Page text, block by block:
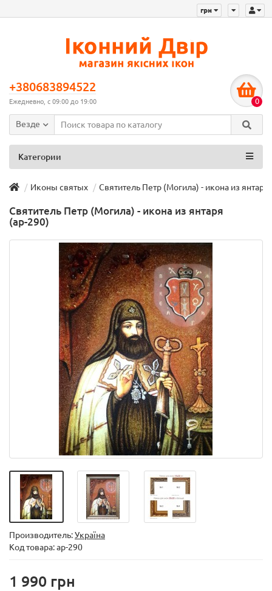
грн
+380683894522
Ежедневно, с 09:00 до 19:00 0
Везде
Категории
Иконы святых Святитель Петр (Могила) - икона из янтаря
Святитель Петр (Могила) - икона из янтаря
(ар-290)
Производитель:Україна
Код товара:ар-290
1 990 грн